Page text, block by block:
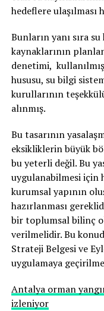
hedeflere ulaşılması
Bunların yanı sıra
kaynaklarının
denetimi,
hususu, su bilgi
kurullarının
alınmış.
Bu tasarının
eksikliklerin büyük
bu yeterli değil. Bu
uygulanabilmesi için
kurumsal yapının
hazırlanması
bir toplumsal bilinç
verilmelidir. Bu
Strateji Belgesi ve
uygulamaya
Antalya orman
izleniyor